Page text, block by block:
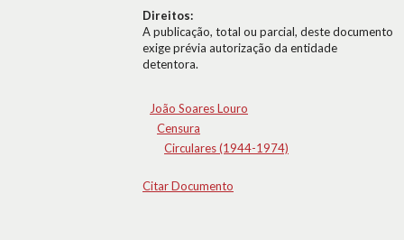
Direitos:
A publicação, total ou parcial, deste documento
exige prévia autorização da entidade
detentora.
João Soares Louro
Censura
Circulares (1944-1974)
Citar Documento